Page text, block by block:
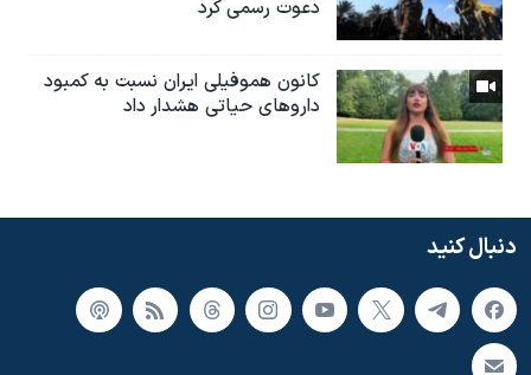
دعوت رسمی کرد
کانون هموفیلی ایران نسبت به کمبود
داروهای حیاتی هشدار داد
دنبال کنید